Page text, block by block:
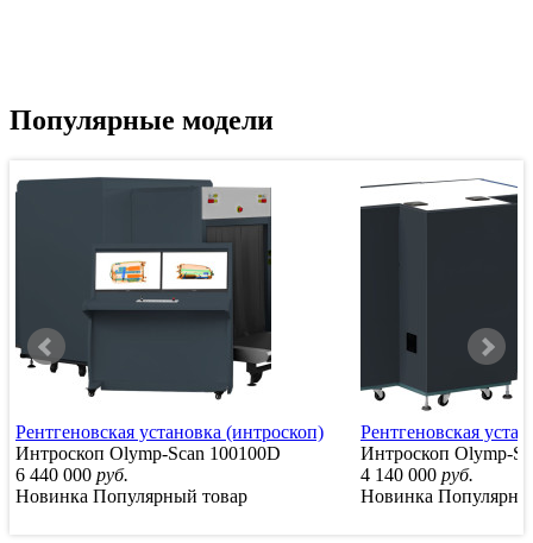
Популярные модели
Рентгеновская установка (интроскоп)
Интроскоп Olymp-Scan 100100D
6 440 000 руб.
Новинка Популярный товар
Рентгеновская
Интроскоп Olymp-
4 140 000 руб.
Новинка